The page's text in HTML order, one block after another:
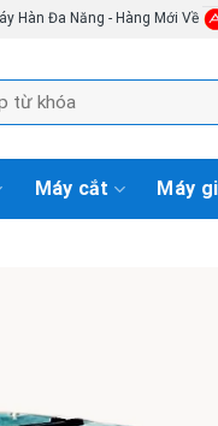
Hàn Đa Năng - Hàng Mới Về
Máy cắt Máy